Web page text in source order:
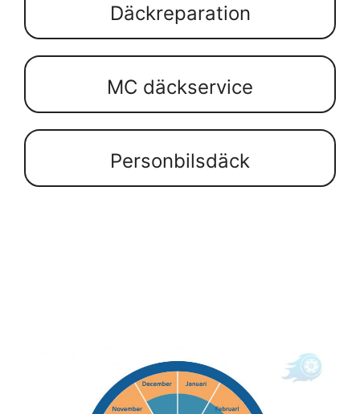
Däckreparation
MC däckservice
Personbilsdäck